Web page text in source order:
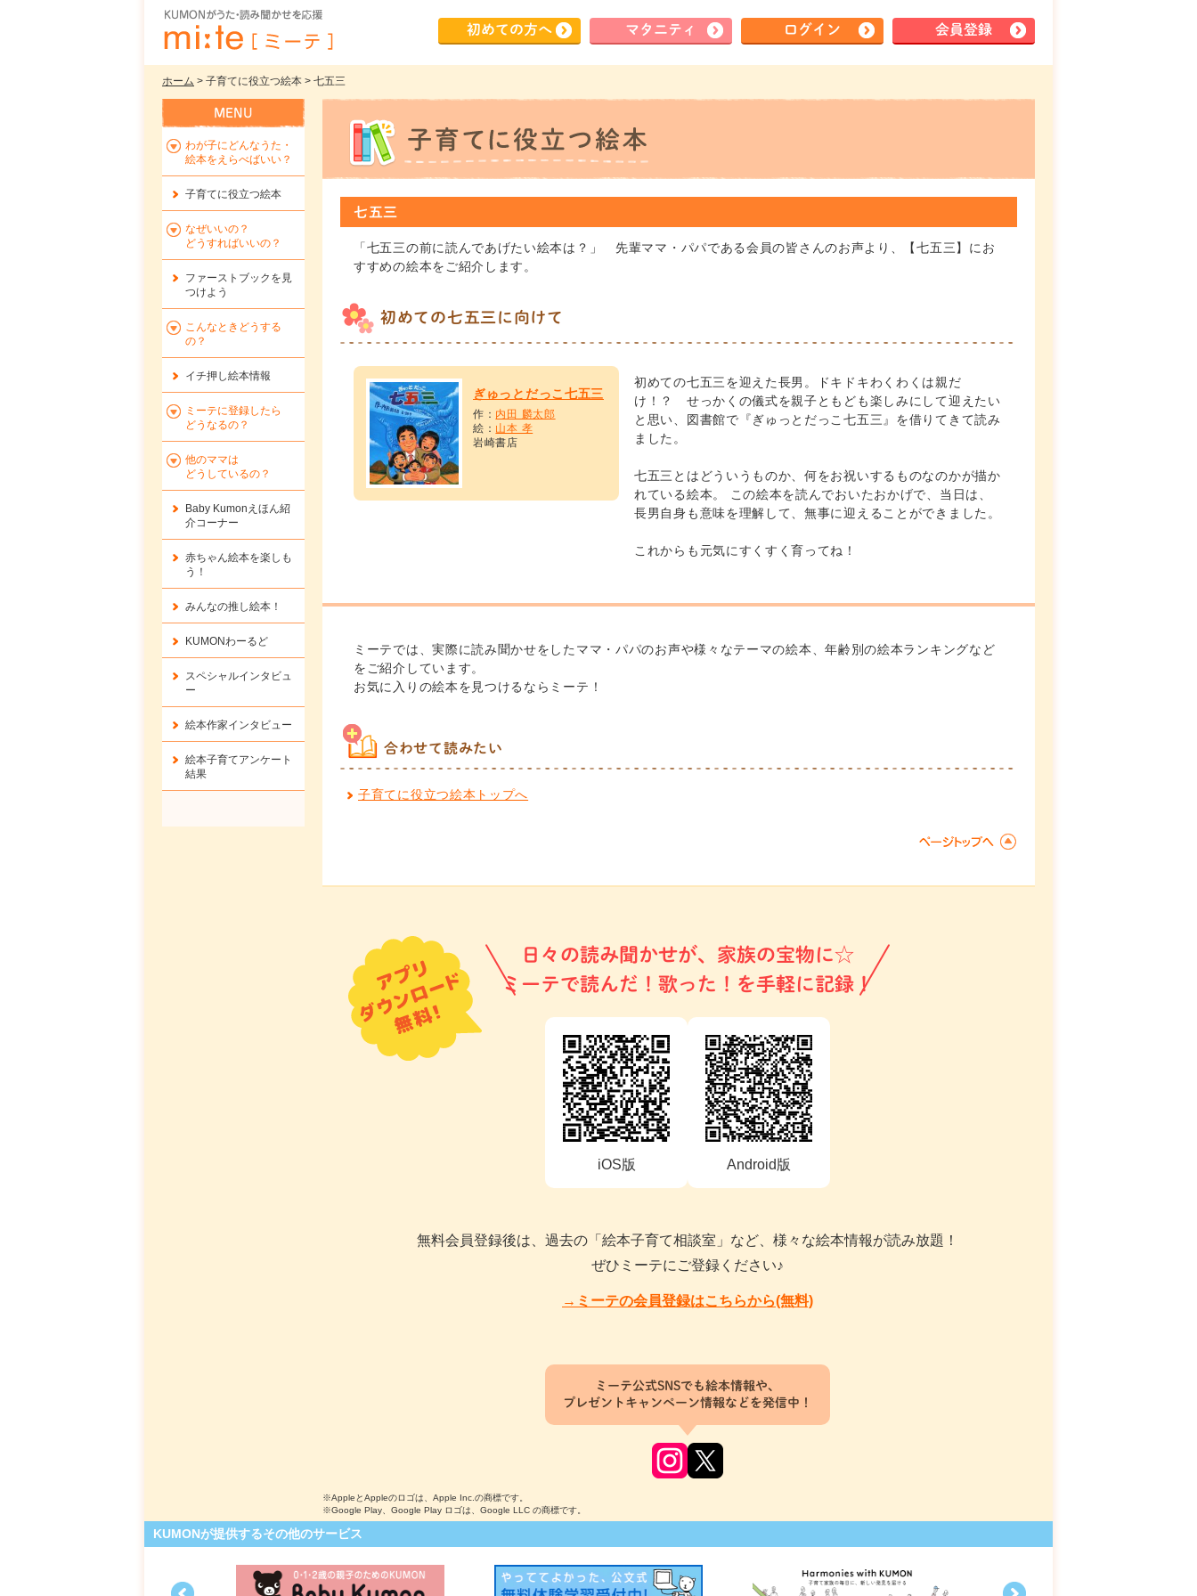
初めての方へ マタ ニティ ログイン 会員登録
ホーム > 子育てに役立つ絵本 > 七五三
七五三
「七五三の前に読んであげたい絵本は？」 先輩ママ・パパである会員の皆さんのお声より、【七五三】にお
すすめの絵本をご紹介します。
初めての七五三に向けて
ぎゅっとだっこ七五三
作： 内田 麟太郎
絵： 山本 孝
岩崎書店
初めての七五三を迎えた長男。ドキドキわくわくは親だ
け！？ せっかくの儀式を親子ともども楽しみにして迎えたい
と思い、図書館で『ぎゅっとだっこ七五三』を借りてきて読み
ました。
七五三とはどういうものか、何をお祝いするものなのかが描か
れている絵本。 この絵本を読んでおいたおかげで、当日は、
長男自身も意味を理解して、無事に迎えることができました。
これからも元気にすくすく育ってね！
ミーテでは、実際に読み聞かせをしたママ・パパのお声や様々なテーマの絵本、年齢別の絵本ランキングなど
をご紹介しています。
お気に入りの絵本を見つけるならミーテ！
合わせて読みたい
子育てに役立つ絵本トップへ
わが子にどんなうた・
絵本をえらべばいい？
子育てに役立つ絵本
なぜいいの？
どうすればいいの？
ファーストブックを 見
つけよう
こんなときどうする
の？
イチ押し絵本情報
ミーテに登録したら
どうなるの？
他のママは
どうしているの？
Baby Kumonえほん紹
介コーナー
赤ちゃん絵本を楽しも
う！
みんなの推し絵本！
KUMONわーるど
スペシャルインタビュ
ー
絵本作家インタビュー
絵本子育てアンケート
結果
日々の読み聞かせが、家族の宝物に☆
ミーテで読んだ！歌った！を手軽に記録！
iOS版 Android版
無料会員登録後は、過去の「絵本子育て相談室」など、様々な絵本情報が読み放題！
ぜひミーテにご登録ください♪
→ミーテの会員登録はこちらから(無料)
ミーテ公式SNSでも絵本情報や、
プレゼントキャンペーン情報などを発信中！
※AppleとAppleのロゴは、Apple Inc.の商標です。
※Google Play、Google Play ロゴは、Google LLC の商標です。
KUMONが提供するその他のサービス